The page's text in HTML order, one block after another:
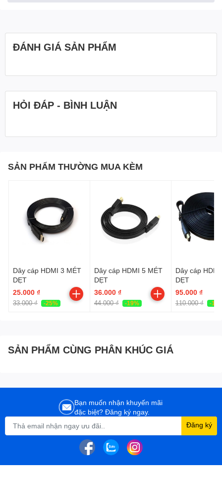
ĐÁNH GIÁ SẢN PHẨM
HỎI ĐÁP - BÌNH LUẬN
SẢN PHẨM THƯỜNG MUA KÈM
Dây cáp HDMI 3 MÉT
DẸT
25.000 ₫
33.000 ₫ -25%
Dây cáp HDMI 5 MÉT
DẸT
36.000 ₫
44.000 ₫ -19%
Dây cáp
DẸT
95.000 ₫
110.000 ₫ -
SẢN PHẨM CÙNG PHÂN KHÚC GIÁ
Bạn muốn nhận khuyến mãi
đặc biệt? Đăng ký ngay.
Đăng ký